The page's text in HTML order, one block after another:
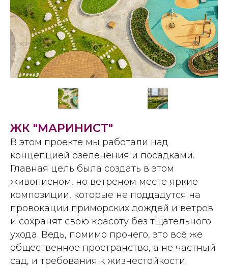
ЖК "МАРИНИСТ"
В этом проекте мы работали над
концепцией озеленения и посадками.
Главная цель была создать в этом
живописном, но ветреном месте яркие
композиции, которые не поддадутся на
провокации приморских дождей и ветров
и сохранят свою красоту без тщательного
ухода. Ведь, помимо прочего, это всё же
общественное пространство, а не частный
сад, и требования к жизнестойкости